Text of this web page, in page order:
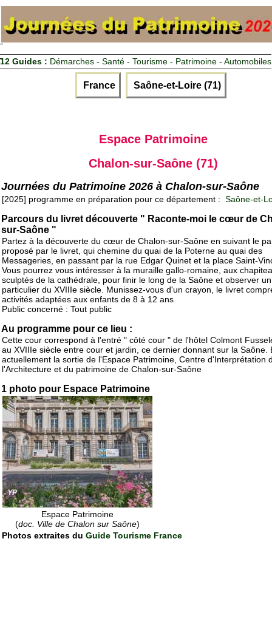
12 Guides : Démarches - Santé - Tourisme - Patrimoine - Automobiles
France Saône-et-Loire (71)
Espace Patrimoine
Chalon-sur-Saône (71)
Journées du Patrimoine 2026 à Chalon-sur-Saône
[2025] programme en préparation pour ce département : Saône-et-
Parcours du livret découverte " Raconte-moi le cœur de
sur-Saône "
Partez à la découverte du cœur de Chalon-sur-Saône en suivant le
proposé par le livret, qui chemine du quai de la Poterne au quai des
Messageries, en passant par la rue Edgar Quinet et la place Saint-
Vous pourrez vous intéresser à la muraille gallo-romaine, aux
sculptés de la cathédrale, pour finir le long de la Saône et observer
particulier du XVIIIe siècle. Munissez-vous d'un crayon, le livret
activités adaptées aux enfants de 8 à 12 ans
Public concerné : Tout public
Au programme pour ce lieu :
Cette cour correspond à l'entré " côté cour " de l'hôtel Colmont
au XVIIIe siècle entre cour et jardin, ce dernier donnant sur la Saône.
actuellement la sortie de l'Espace Patrimoine, Centre d'Interprétation
l'Architecture et du patrimoine de Chalon-sur-Saône
1 photo pour Espace Patrimoine
Espace Patrimoine
(doc. Ville de Chalon sur Saône)
Photos extraites du Guide Tourisme France